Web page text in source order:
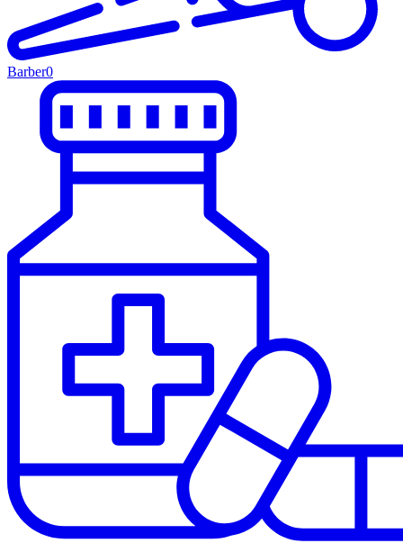
Barber0